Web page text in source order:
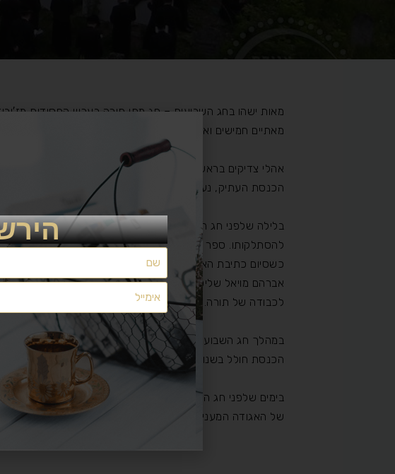
מאות ישהו בחג השבועות – חג מתן תורה בערש החסידות
מאתיים חמישים ואחת שנים להסתלקותו.
אהלי צדיקים בראשות הרב ישראל מאיר גבאי הי"ו, שבנתה
הכנסת העתיק, נערכים לקליטת ההמונים, חלק מפעילי
בלילה שלפני חג השבועות תיערך במקום הכנסת ספר תורה
להסתלקותו. ספר התורה שנכתב על ידי כלל ישראל לכבוד
כשסיום כתיבת האותיות תתקיים בהיכל הבעל שם טוב על ידי
אברהם מויאל שליט"א, ולאחר מכן תצא בקול רינה והמון
לכבודה של תורה.
במהלך חג השבועות יתפללו ההמונים בבית מדרשו העתיק
הכנסת חולל בשנות הזעם על ידי הנאצים ימ"ש ושוחזר במדויק
בימים שלפני חג השבועות יעלו רבים מכל רחבי מזרח אירופה
של האגודה המעניקה חינם את סעודות החג והשבת, מטבחי
מצאתם משהו שלא מתפקד כמצופה? יש לכם הצעות ייעול?
אך ללא מענה אישי
השאירו לנו הודעה
בטופס הבא: